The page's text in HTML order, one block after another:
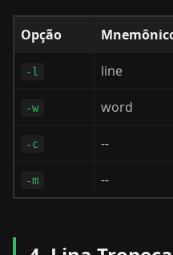
Opção
-l line
-w word
-c --
-m --